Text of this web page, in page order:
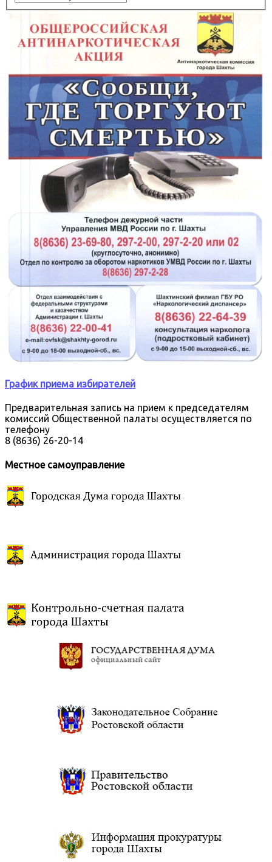
График приема избирателей
Предварительная запись на прием к председателям
комиссий Общественной палаты осуществляется по
телефону
8 (8636) 26-20-14
Местное самоуправление